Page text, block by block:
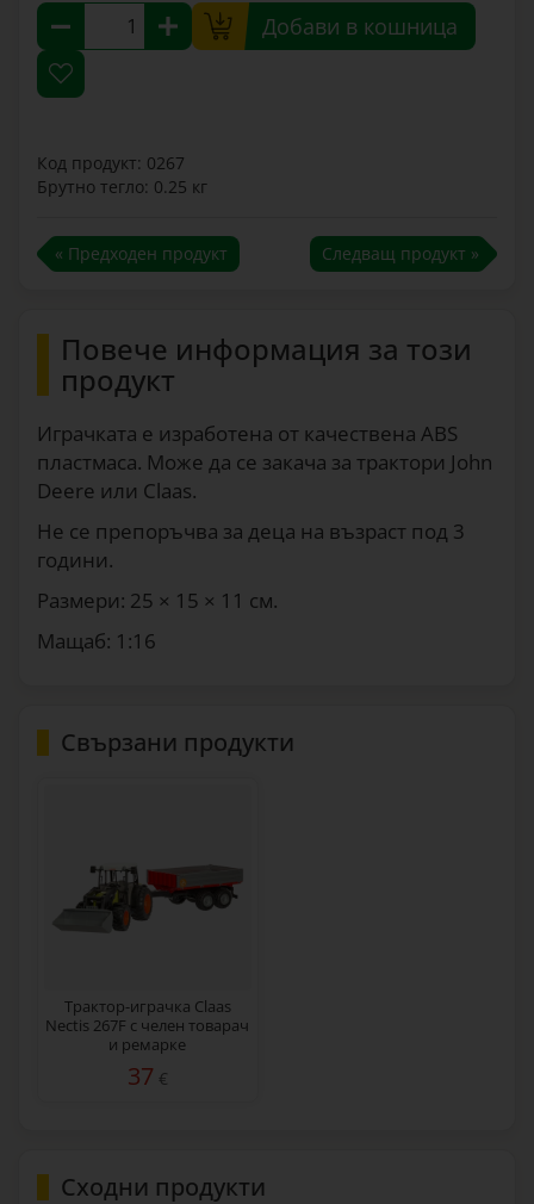
Добави в кошница
Код продукт: 0267
Брутно тегло: 0.25 кг
« Предходен продукт Следващ продукт »
Повече информация за този
продукт
Играчката е изработена от качествена ABS
пластмаса. Може да се закача за трактори John
Deere или Claas.
Не се препоръчва за деца на възраст под 3
години.
Размери: 25 × 15 × 11 см.
Мащаб: 1:16
Свързани продукти
Трактор-играчка Claas
Nectis 267F с челен товарач
и ремарке
37 €
Сходни продукти